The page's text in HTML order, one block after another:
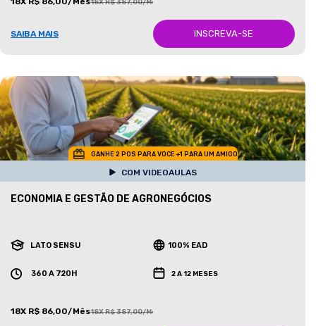
18X R$ 387,00/Mês
SAIBA MAIS INSCREVA-SE
GANHE 2 POS PARA VOCE +1 PARA UM AMIGO
COM VIDEOAULAS
ECONOMIA E GESTÃO DE AGRONEGÓCIOS
LATO SENSU 100% EAD
360 A 720H 2 A 12 MESES
18X R$ 86,00/Mês18X R$ 387,00/Mês